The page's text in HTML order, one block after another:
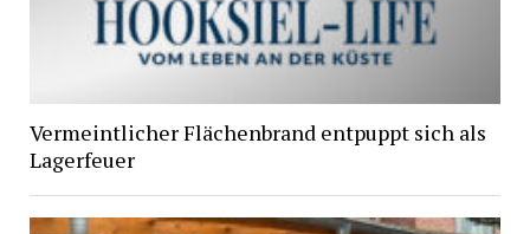
Vermeintlicher Flächenbrand entpuppt sich als
Lagerfeuer